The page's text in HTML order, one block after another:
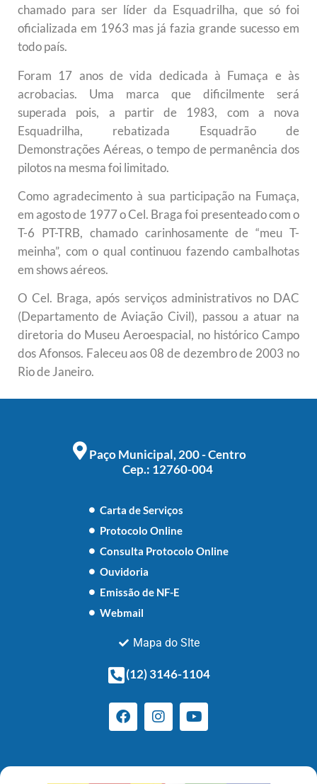
chamado para ser líder da Esquadrilha, que só foi
oficializada em 1963 mas já fazia grande sucesso em
todo país.
Foram 17 anos de vida dedicada à Fumaça e às
acrobacias. Uma marca que dificilmente será
superada pois, a partir de 1983, com a nova
Esquadrilha, rebatizada Esquadrão de
Demonstrações Aéreas, o tempo de permanência dos
pilotos na mesma foi limitado.
Como agradecimento à sua participação na Fumaça,
em agosto de 1977 o Cel. Braga foi presenteado com o
T-6 PT-TRB, chamado carinhosamente de “meu T-
meinha”, com o qual continuou fazendo cambalhotas
em shows aéreos.
O Cel. Braga, após serviços administrativos no DAC
(Departamento de Aviação Civil), passou a atuar na
diretoria do Museu Aeroespacial, no histórico Campo
dos Afonsos. Faleceu aos 08 de dezembro de 2003 no
Rio de Janeiro.
Paço Municipal, 200 - Centro
Cep.: 12760-004
Carta de Serviços
Protocolo Online
Consulta Protocolo Online
Ouvidoria
Emissão de NF-E
Webmail
Mapa do SIte
(12) 3146-1104